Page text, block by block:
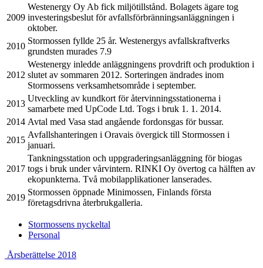
2009
Westenergy Oy Ab fick miljötillstånd. Bolagets ägare tog
investeringsbeslut för avfallsförbränningsanläggningen i
oktober.
2010
Stormossen fyllde 25 år. Westenergys avfallskraftverks
grundsten murades 7.9
2012
Westenergy inledde anläggningens provdrift och produktion i
slutet av sommaren 2012. Sorteringen ändrades inom
Stormossens verksamhetsområde i september.
2013
Utveckling av kundkort för återvinningsstationerna i
samarbete med UpCode Ltd. Togs i bruk 1. 1. 2014.
2014 Avtal med Vasa stad angående fordonsgas för bussar.
2015
Avfallshanteringen i Oravais övergick till Stormossen i
januari.
2017
Tankningsstation och uppgraderingsanläggning för biogas
togs i bruk under vårvintern. RINKI Oy övertog ca hälften av
ekopunkterna. Två mobilapplikationer lanserades.
2019
Stormossen öppnade Minimossen, Finlands första
företagsdrivna återbrukgalleria.
Previous
page:
Stormossens nyckeltal
Next
Personal
Previous
Next
Årsberättelse 2018